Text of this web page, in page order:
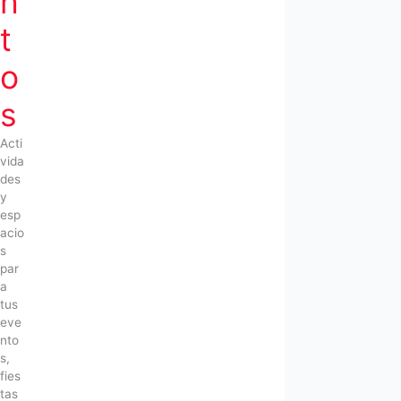
t
o
s
Acti
vida
des
y
esp
acio
s
par
a
tus
eve
nto
s,
fies
tas